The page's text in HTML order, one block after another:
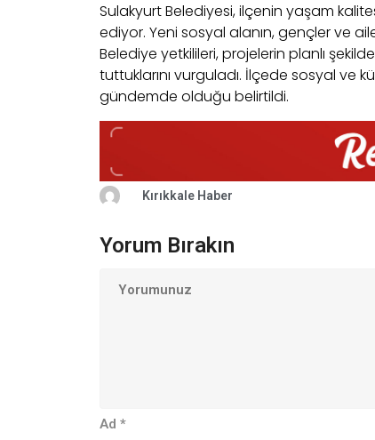
Sulakyurt Belediyesi, ilçenin yaşam
ediyor. Yeni sosyal alanın, gençler ve
Belediye yetkilileri, projelerin planlı
tuttuklarını vurguladı. İlçede sosyal ve
gündemde olduğu belirtildi.
Kırıkkale Haber
Yorum Bırakın
Ad *